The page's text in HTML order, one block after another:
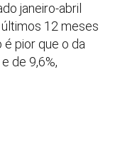
janeiro-abril
12 meses
é pior que o da
de 9,6%,